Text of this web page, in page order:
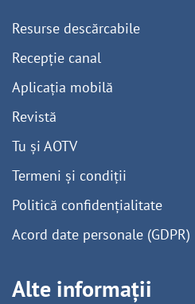
Resurse descărcabile
Recepție canal
Aplicația mobilă
Revistă
Tu și AOTV
Termeni și condiții
Politică confidențialitate
Acord date personale (GDPR)
Alte informații